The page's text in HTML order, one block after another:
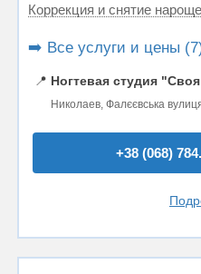
Коррекция и снятие
➡️ Все услуги и цены
📍 Ногтевая студия "Своя
Николаев, Фалєєвська
+38 (068)